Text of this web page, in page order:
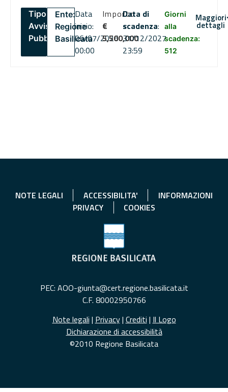
Tipo:
Avviso
Pubblico
Ente:
Regione
Basilicata
Data
inizio:
06/07/2026
00:00
Importo
€
5,500,000
Data di
scadenza:
31/12/2027
23:59
Giorni
alla
scadenza:
512
Maggiori
dettagli
NOTE LEGALI ACCESSIBILITA'
INFORMAZIONI
PRIVACY
COOKIES
PEC: AOO-giunta@cert.regione.basilicata.it
C.F. 80002950766
Note legali | Privacy| Crediti | Il Logo
Dichiarazione di accessibilità
©2010 Regione Basilicata